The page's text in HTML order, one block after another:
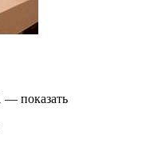
— показать